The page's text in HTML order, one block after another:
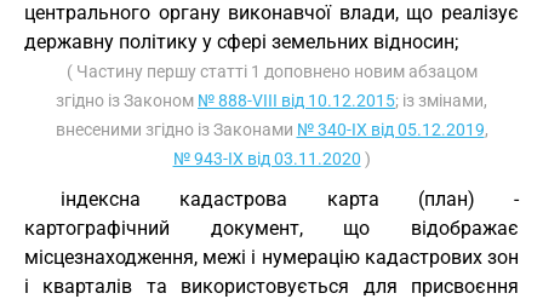
центрального органу виконавчої влади, що реалізує
державну політику у сфері земельних відносин;
( Частину першу статті 1 доповнено новим абзацом
згідно із Законом № 888-VIII від 10.12.2015; із змінами,
внесеними згідно із Законами № 340-IX від 05.12.2019,
№ 943-IX від 03.11.2020 )
індексна кадастрова карта (план) -
картографічний документ, що відображає
місцезнаходження, межі і нумерацію кадастрових зон
і кварталів та використовується для присвоєння